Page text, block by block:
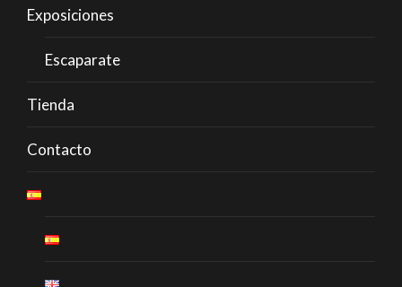
Exposiciones
Escaparate
Tienda
Contacto